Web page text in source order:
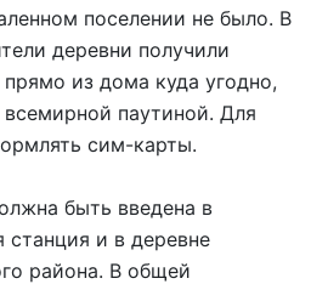
поселении не было. В
деревни получили
из дома куда угодно,
паутиной. Для
сим-карты.
быть введена в
станция и в деревне
района. В общей